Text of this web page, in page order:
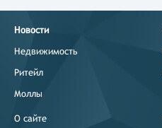
Новости
Недвижимость
Ритейл
Моллы
О сайте